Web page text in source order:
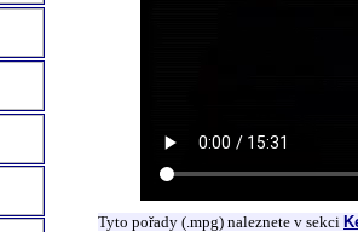
Tyto pořady (.mpg) naleznete v sekci